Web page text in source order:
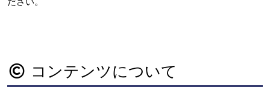
コンテンツについて